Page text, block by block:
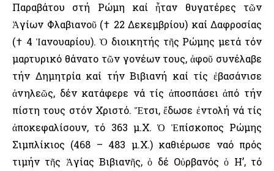
Παραβάτου στή Ρώμη καί ἦταν θυγατέρες τῶν
Ἁγίων Φλαβιανοῦ († 22 Δεκεμβρίου) καί Δαφροσίας
(† 4 Ἰανουαρίου). Ὁ διοικητής τῆς Ρώμης μετά τόν
μαρτυρικό θάνατο τῶν γονέων τους, ἀφοῦ συνέλαβε
τήν Δημητρία καί τήν Βιβιανή καί τίς ἐβασάνισε
ἀνηλεῶς, δέν κατάφερε νά τίς ἀποσπάσει ἀπό τήν
πίστη τους στόν Χριστό. Ἔτσι, ἔδωσε ἐντολή νά τίς
ἀποκεφαλίσουν, τό 363 μ.Χ. Ὁ Ἐπίσκοπος Ρώμης
Σιμπλίκιος (468 – 483 μ.Χ.) καθιέρωσε ναό πρός
τιμήν τῆς Ἁγίας Βιβιανῆς, ὁ δέ Οὐρβανός ὁ Η’, τό